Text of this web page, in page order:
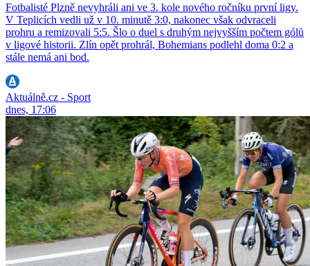
Fotbalisté Plzně nevyhráli ani ve 3. kole nového ročníku první ligy.
V Teplicích vedli už v 10. minutě 3:0, nakonec však odvraceli
prohru a remizovali 5:5. Šlo o duel s druhým nejvyšším počtem gólů
v ligové historii. Zlín opět prohrál, Bohemians podlehl doma 0:2 a
stále nemá ani bod.
Aktuálně.cz - Sport
dnes, 17:06